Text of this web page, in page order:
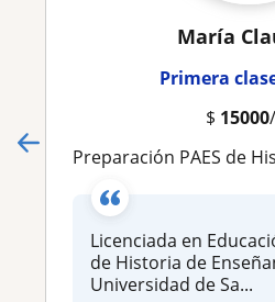
María
Primera
$ 15000
Preparación PAES de
Licenciada en
de Historia de
Universidad de Sa...